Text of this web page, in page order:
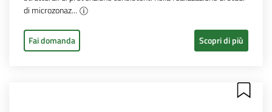
di microzonaz...
Fai domanda Scopri di più